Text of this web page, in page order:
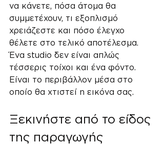
να κάνετε, πόσα άτομα θα
συμμετέχουν, τι εξοπλισμό
χρειάζεστε και πόσο έλεγχο
θέλετε στο τελικό αποτέλεσμα.
Ένα studio δεν είναι απλώς
τέσσερις τοίχοι και ένα φόντο.
Είναι το περιβάλλον μέσα στο
οποίο θα χτιστεί η εικόνα σας.
Ξεκινήστε από το είδος
της παραγωγής